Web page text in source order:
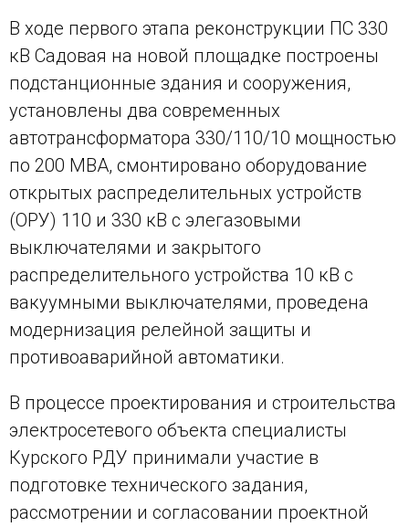
В ходе первого этапа реконструкции ПС 330
кВ Садовая на новой площадке построены
подстанционные здания и сооружения,
установлены два современных
автотрансформатора 330/110/10 мощностью
по 200 МВА, смонтировано оборудование
открытых распределительных устройств
(ОРУ) 110 и 330 кВ с элегазовыми
выключателями и закрытого
распределительного устройства 10 кВ с
вакуумными выключателями, проведена
модернизация релейной защиты и
противоаварийной автоматики.
В процессе проектирования и строительства
электросетевого объекта специалисты
Курского РДУ принимали участие в
подготовке технического задания,
рассмотрении и согласовании проектной